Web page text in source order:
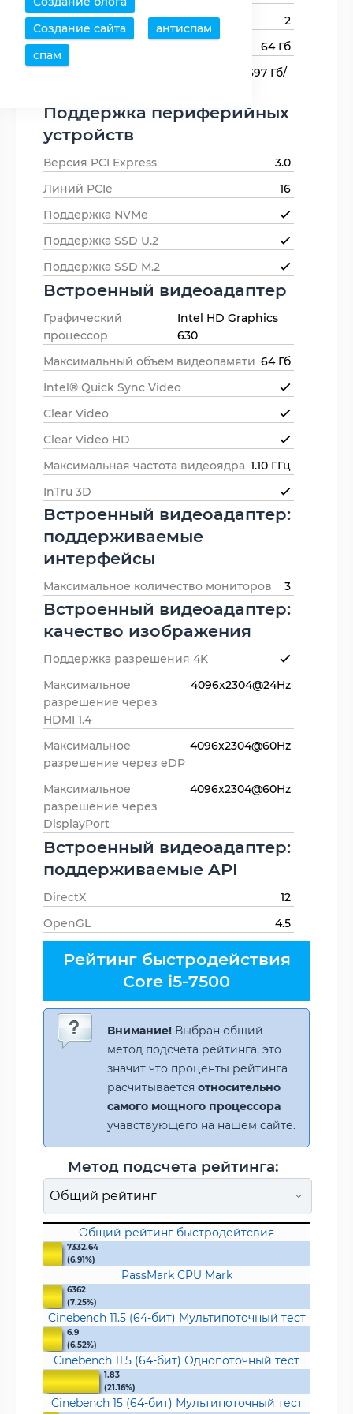
Создание сайта
антиспам
спам
Каналов памяти
2
Максимальный объем памяти
64 Гб
38.397 Гб/
Поддержка периферийных
устройств
Версия PCI Express
3.0
Линий PCIe
16
Поддержка NVMe
Поддержка SSD U.2
Поддержка SSD M.2
Встроенный видеоадаптер
Графический
процессор
Intel HD Graphics
630
Максимальный объем видеопамяти 64 Гб
Intel® Quick Sync Video
Clear Video
Clear Video HD
Максимальная частота видеоядра 1.10 ГГц
InTru 3D
Встроенный видеоадаптер:
поддерживаемые
интерфейсы
Максимальное количество мониторов 3
Встроенный видеоадаптер:
качество изображения
Поддержка разрешения 4K
Максимальное
разрешение через
HDMI 1.4
4096x2304@24Hz
Максимальное
разрешение через eDP
4096x2304@60Hz
Максимальное
разрешение через
DisplayPort
4096x2304@60Hz
Встроенный видеоадаптер:
поддерживаемые API
DirectX
12
OpenGL
4.5
Рейтинг быстродействия
Core i5-7500
Внимание! Выбран общий
метод подсчета рейтинга, это
значит что проценты рейтинга
расчитывается относительно
самого мощного процессора
учавствующего на нашем сайте.
Метод подсчета рейтинга:
Общий рейтинг быстродейтсвия
7332.64
(6.91%)
PassMark CPU Mark
6362
(7.25%)
Cinebench 11.5 (64-бит) Мультипоточный тест
6.9
(6.52%)
Cinebench 11.5 (64-бит) Однопоточный тест
1.83
(21.16%)
Cinebench 15 (64-бит) Мультипоточный тест